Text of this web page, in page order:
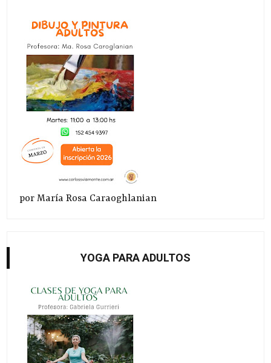
por María Rosa Caraoghlanian
YOGA PARA ADULTOS